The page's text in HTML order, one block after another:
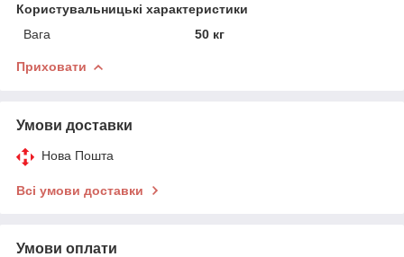
Користувальницькі характеристики
Вага
50 кг
Приховати
Умови доставки
Нова Пошта
Всі умови доставки
Умови оплати